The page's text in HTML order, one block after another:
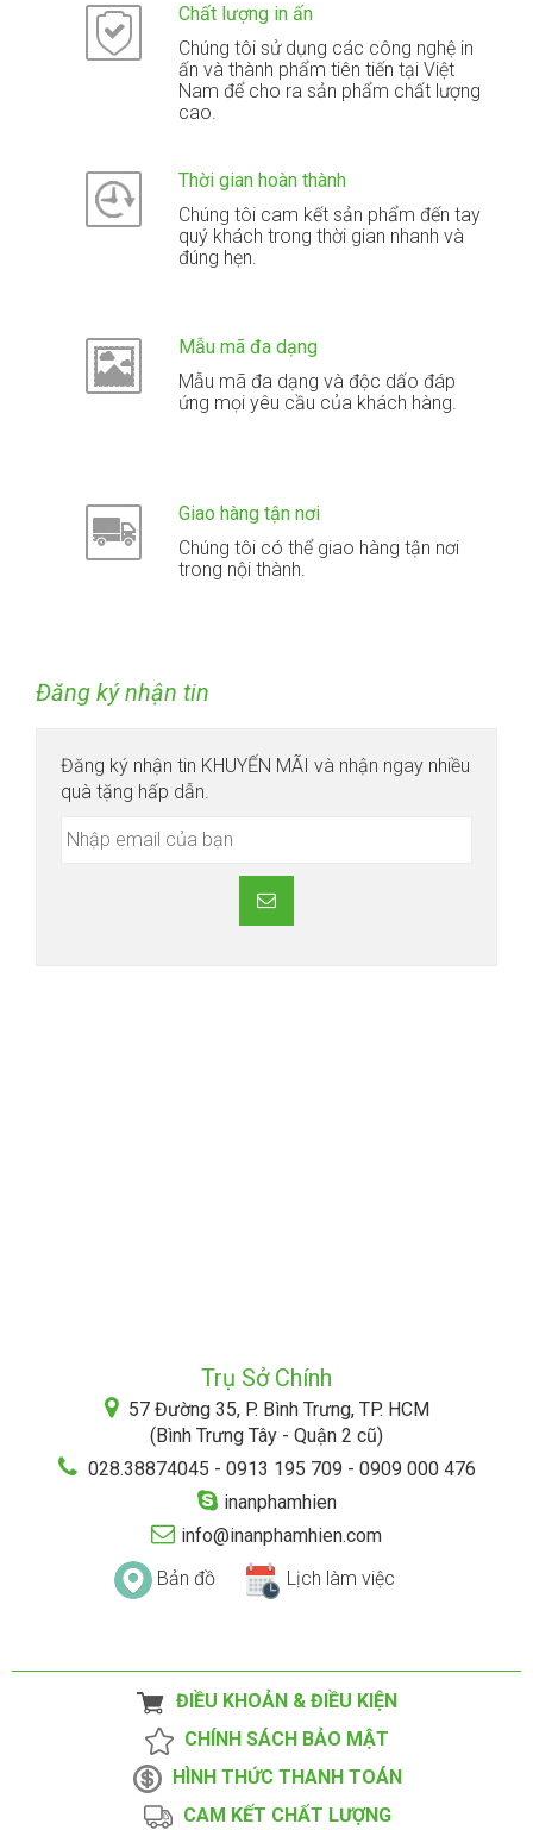
Chất lượng in ấn
Chúng tôi sử dụng các công nghệ in
ấn và thành phẩm tiên tiến tại Việt
Nam để cho ra sản phẩm chất lượng
cao.
Thời gian hoàn thành
Chúng tôi cam kết sản phẩm đến tay
quý khách trong thời gian nhanh và
đúng hẹn.
Mẫu mã đa dạng
Mẫu mã đa dạng và độc dấo đáp
ứng mọi yêu cầu của khách hàng.
Giao hàng tận nơi
Chúng tôi có thể giao hàng tận nơi
trong nội thành.
Đăng ký nhận tin
Đăng ký nhận tin KHUYẾN MÃI và nhận ngay nhiều
quà tặng hấp dẫn.
Trụ Sở Chính
57 Đường 35, P. Bình Trưng, TP. HCM
(Bình Trưng Tây - Quận 2 cũ)
028.38874045 - 0913 195 709 - 0909 000 476
inanphamhien
info@inanphamhien.com
Bản đồ
Lịch làm việc
ĐIỀU KHOẢN & ĐIỀU KIỆN
CHÍNH SÁCH BẢO MẬT
HÌNH THỨC THANH TOÁN
CAM KẾT CHẤT LƯỢNG